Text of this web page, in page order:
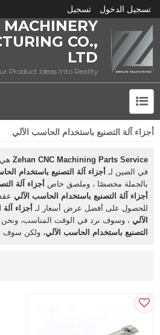
تسجيل الدخول تسجيل
CO.,
LTD
Product Ideas Into Reality
أجزاء آلة التصنيع باستخدام الحاسب الآلي
Zehan CNC Machining Parts Service
في الصين لـ أجزاء آلة التصنيع باستخدام
بالجملة مخصصًا ، وملصق خاص أجزاء آلة
أجزاء آلة التصنيع باستخدام الحاسب الآلي
للحصول على أفضل عرض أسعار لـ أجزاء
الآلي ، وسوف نرد في الوقت المناسب، ونحن
التصنيع باستخدام الحاسب الآلي، ولكن سوف